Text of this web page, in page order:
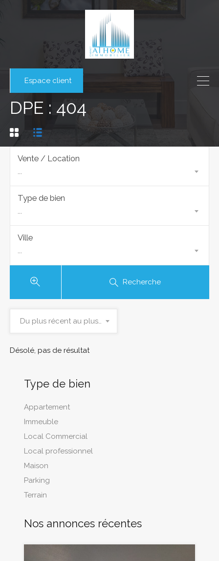
Espace client
DPE : 404
Vente / Location
...
Type de bien
...
Ville
...
Recherche
Du plus récent au plus ancien
Désolé, pas de résultat
Type de bien
Appartement
Immeuble
Local Commercial
Local professionnel
Maison
Parking
Terrain
Nos annonces récentes